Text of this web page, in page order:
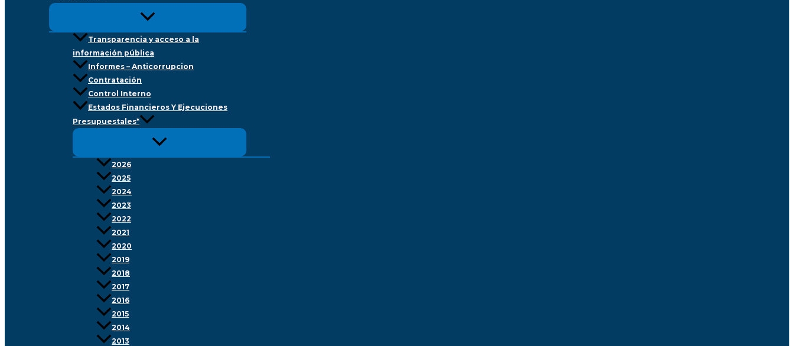
Transparencia y acceso a la
información pública
Informes – Anticorrupcion
Contratación
Control Interno
Estados Financieros Y Ejecuciones
Presupuestales*
2026
2025
2024
2023
2022
2021
2020
2019
2018
2017
2016
2015
2014
2013